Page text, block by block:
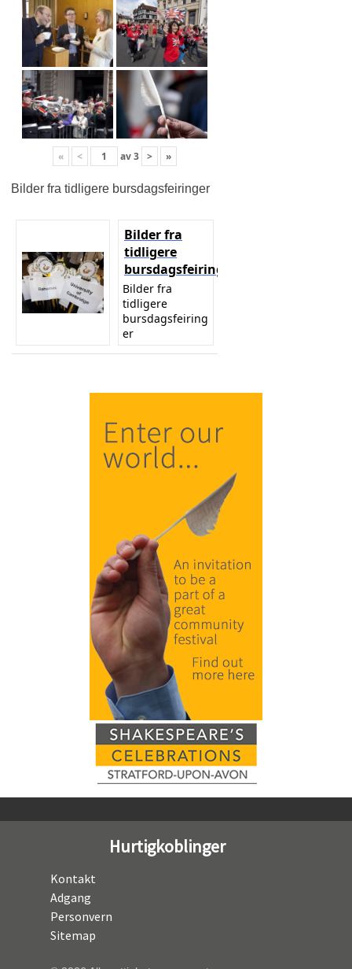
« < av3 > »
Bilder fra tidligere bursdagsfeiringer
Bilder fra
tidligere
bursdagsfeiringer
Bilder fra
tidligere
bursdagsfeiring
er
Hurtigkoblinger
Kontakt
Adgang
Personvern
Sitemap